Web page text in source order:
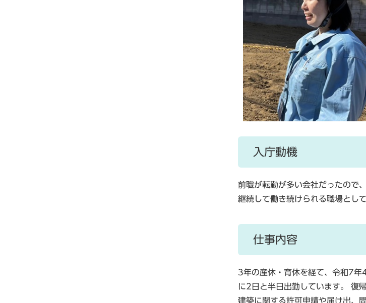
入庁動機
前職が転勤が多い会社だったので
継続して働き続けられる職場とし
仕事内容
3年の産休・育休を経て、令和7
に2日と半日出勤しています。 復
建築に関する許可申請や届け出、